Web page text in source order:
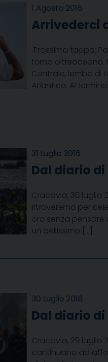
1 Agosto 2016
Arrivederci
Prossima tappa:
torna oltreoceano.
Centrale, lembo di
Atlantico. Al
31 Luglio 2016
Dal diario di
Cracovia, 30 luglio
ritroveremo per
ora senza pensare
un bellissimo […]
30 Luglio 2016
Dal diario di
Cracovia, 29 luglio
continuano ad